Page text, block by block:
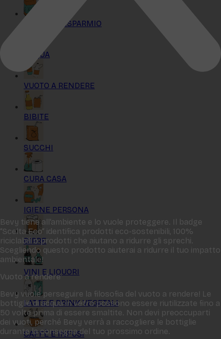
KIT MAXI RISPARMIO
ACQUA
VUOTO A RENDERE
BIBITE
SUCCHI
CURA CASA
IGIENE PERSONA
BIRRE
VINI E LIQUORI
LATTE E DRINK VEGETALI
CAFFÈ E INFUSI
Bevy tiene all‘ambiente e lo vuole proteggere. Il badge
“Scelta Eco“ identifica prodotti eco-sostenibili, 100%
riciclabili o prodotti che aiutano a ridurre gli sprechi.
Scegliendo questo prodotto aiuterai a ridurre il tuo impatto
ambientale!
Vuoto a rendere
Bevy vuole perseguire la filosofia del vuoto a rendere! Le
bottiglie di acqua in vetro possono essere riutilizzate fino a
50 volte prima di essere smaltite. Non devi preoccuparti
dei vuoti, perché Bevy verrà a raccogliere le bottiglie
durante la consegna del tuo prossimo ordine.